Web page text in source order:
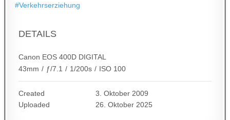
#Verkehrserziehung
DETAILS
Canon EOS 400D DIGITAL
43mm / ƒ/7.1 / 1/200s / ISO 100
Created
3. Oktober 2009
Uploaded
26. Oktober 2025